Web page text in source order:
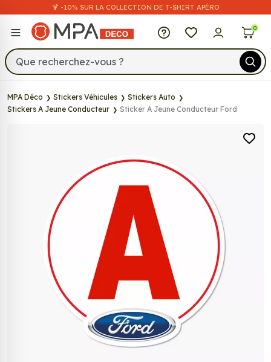
🍹 -10% SUR LA COLLECTION DE T-SHIRT APÉRO
MPA Déco 0
MPA Déco Stickers Véhicules
Stickers Auto
Stickers A Jeune Conducteur
Sticker A Jeune Conducteur Ford